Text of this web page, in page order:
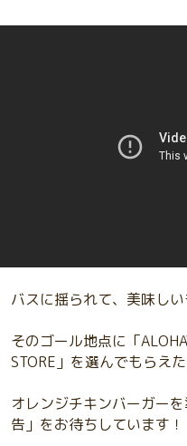
バスに揺られて、美味し
そのゴール地点に「
STORE」を選んでもらえ
オレンジチキンバーガー
告」をお待ちしています！